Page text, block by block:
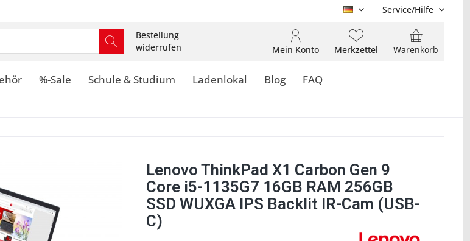
DE Service/Hilfe
Bestellung
widerrufen
Warenkorb
Merkzettel
Mein Konto
%-Sale Schule & Studium Ladenlokal Blog FAQ
Lenovo ThinkPad X1 Carbon Gen 9
Core i5-1135G7 16GB RAM 256GB
SSD WUXGA IPS Backlit IR-Cam (USB-
C)